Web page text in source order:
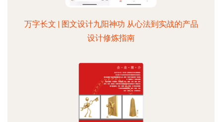
万字长文 | 图文设计九阳神功 从心法到实战的产品
设计修炼指南